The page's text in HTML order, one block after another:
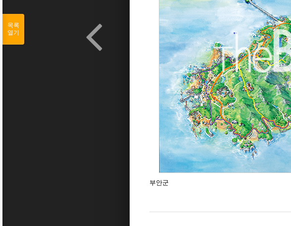
부안군
목록
열기